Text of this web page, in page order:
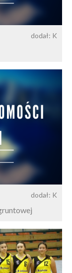
dodał: K
dodał: K